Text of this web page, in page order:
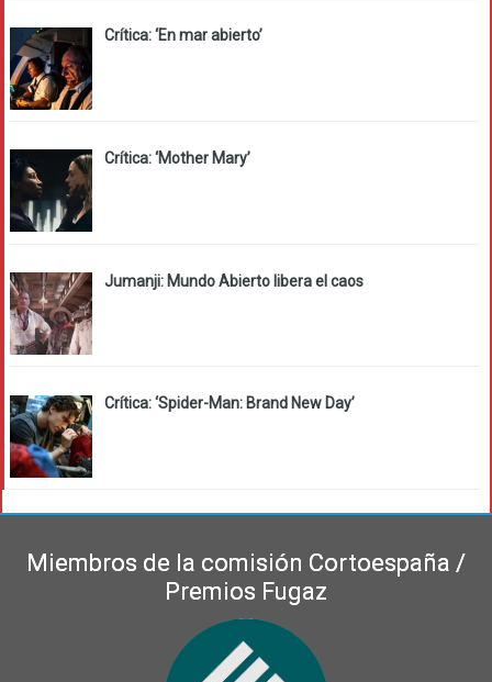
Crítica: ‘En mar abierto’
Crítica: ‘Mother Mary’
Jumanji: Mundo Abierto libera el caos
Crítica: ‘Spider-Man: Brand New Day’
Miembros de la comisión Cortoespaña /
Premios Fugaz